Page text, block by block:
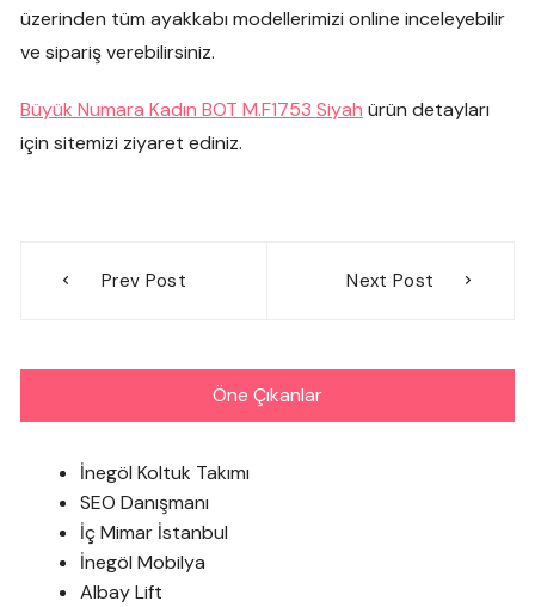
üzerinden tüm ayakkabı modellerimizi online inceleyebilir
ve sipariş verebilirsiniz.
Büyük Numara Kadın BOT M.F1753 Siyah ürün detayları
için sitemizi ziyaret ediniz.
gezinmesi
Prev Post Next Post
Öne Çıkanlar
İnegöl Koltuk Takımı
SEO Danışmanı
İç Mimar İstanbul
İnegöl Mobilya
Albay Lift